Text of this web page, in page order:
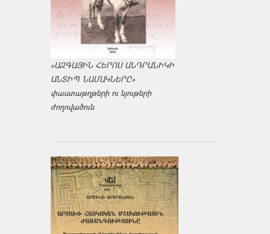
«ԱԶԳԱՅԻՆ ՀԵՐՈՍ ԱՆԴՐԱՆԻԿԻ
ԱՆՏԻՊ ՆԱՄԱԿՆԵՐԸ»
փաստաթղթերի ու նյութերի
ժողովածուն